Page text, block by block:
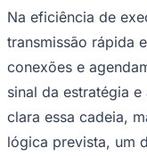
Sul-Americana
Copa América
Champions
La Liga
Bundesliga
Mundial 2026
Times - Ir direto
Na eficiência de
transmissão rápida
conexões e
sinal da estratégia
clara essa cadeia,
lógica prevista, um